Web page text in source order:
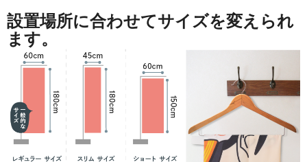
設置場所に合わせてサイズを変えられ
ます。